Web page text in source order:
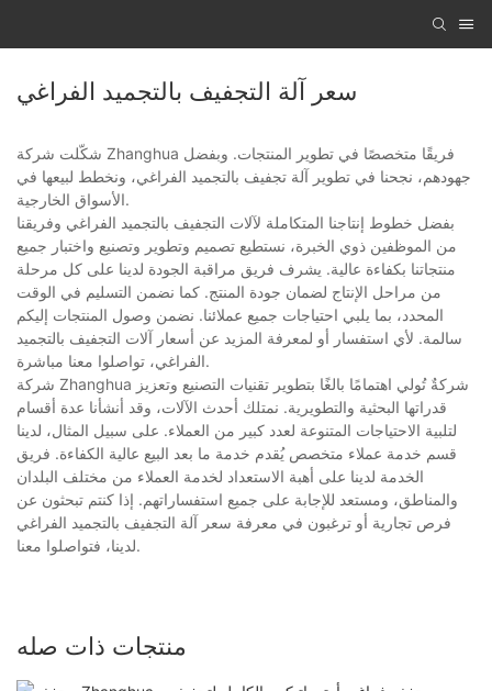
سعر آلة التجفيف بالتجميد الفراغي
شكّلت شركة Zhanghua فريقًا متخصصًا في تطوير المنتجات. وبفضل
جهودهم، نجحنا في تطوير آلة تجفيف بالتجميد الفراغي، ونخطط لبيعها في
الأسواق الخارجية.
بفضل خطوط إنتاجنا المتكاملة لآلات التجفيف بالتجميد الفراغي وفريقنا
من الموظفين ذوي الخبرة، نستطيع تصميم وتطوير وتصنيع واختبار جميع
منتجاتنا بكفاءة عالية. يشرف فريق مراقبة الجودة لدينا على كل مرحلة
من مراحل الإنتاج لضمان جودة المنتج. كما نضمن التسليم في الوقت
المحدد، بما يلبي احتياجات جميع عملائنا. نضمن وصول المنتجات إليكم
سالمة. لأي استفسار أو لمعرفة المزيد عن أسعار آلات التجفيف بالتجميد
الفراغي، تواصلوا معنا مباشرة.
شركة Zhanghua شركةٌ تُولي اهتمامًا بالغًا بتطوير تقنيات التصنيع وتعزيز
قدراتها البحثية والتطويرية. نمتلك أحدث الآلات، وقد أنشأنا عدة أقسام
لتلبية الاحتياجات المتنوعة لعدد كبير من العملاء. على سبيل المثال، لدينا
قسم خدمة عملاء متخصص يُقدم خدمة ما بعد البيع عالية الكفاءة. فريق
الخدمة لدينا على أهبة الاستعداد لخدمة العملاء من مختلف البلدان
والمناطق، ومستعد للإجابة على جميع استفساراتهم. إذا كنتم تبحثون عن
فرص تجارية أو ترغبون في معرفة سعر آلة التجفيف بالتجميد الفراغي
لدينا، فتواصلوا معنا.
منتجات ذات صله